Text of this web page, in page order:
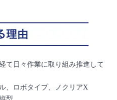
て日々作業に取り組み推進して
、ロボタイプ、ノクリアX